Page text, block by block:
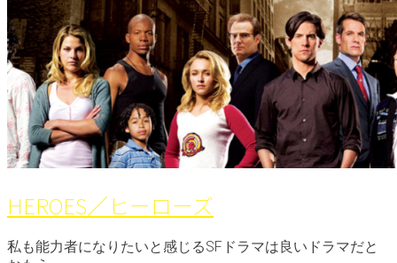
HEROES／ヒーローズ
私も能力者になりたいと感じるSFドラマは良いドラマだと